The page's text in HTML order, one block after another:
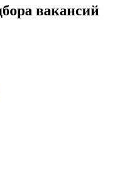
вакансий